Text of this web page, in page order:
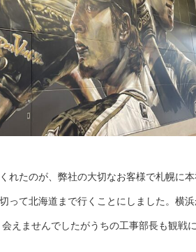
れたのが、弊社の大切なお客様で札幌に本
って北海道まで行くことにしました。横
えませんでしたがうちの工事部長も観戦に